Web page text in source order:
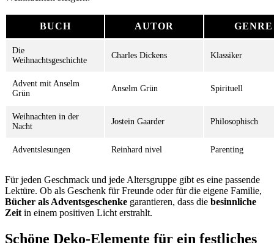
BUCH AUTOR GENRE
Die
Weihnachtsgeschichte
Charles Dickens Klassiker
Advent mit Anselm
Grün
Anselm Grün Spirituell
Weihnachten in der
Nacht
Jostein Gaarder Philosophisch
Adventslesungen Reinhard nivel Parenting
Für jeden Geschmack und jede Altersgruppe gibt es eine passende
Lektüre. Ob als Geschenk für Freunde oder für die eigene Familie,
Bücher als Adventsgeschenke garantieren, dass die besinnliche
Zeit in einem positiven Licht erstrahlt.
Schöne Deko-Elemente für ein festliches